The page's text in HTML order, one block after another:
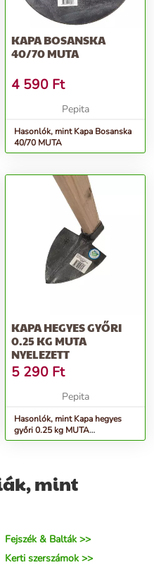
KAPA BOSANSKA
40/70 MUTA
4 590 Ft
Pepita
Hasonlók, mint Kapa Bosanska
40/70 MUTA
KAPA HEGYES GYŐRI
0.25 KG MUTA
NYELEZETT
5 290 Ft
Pepita
Hasonlók, mint Kapa hegyes
győri 0.25 kg MUTA
NYELEZETT
mint
Fejszék & Balták >>
Kerti szerszámok >>